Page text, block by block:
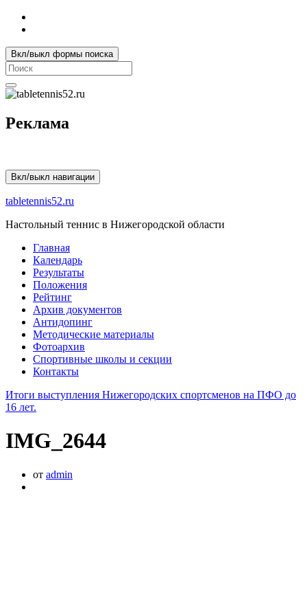
Вкл/выкл формы поиска
Search
for:
Реклама
Вкл/выкл навигации
tabletennis52.ru
Настольный теннис в Нижегородской области
Главная
Календарь
Результаты
Положения
Рейтинг
Архив документов
Антидопинг
Методические материалы
Фотоархив
Спортивные школы и секции
Контакты
Итоги выступления Нижегородских спортсменов на ПФО до
16 лет.
IMG_2644
от admin